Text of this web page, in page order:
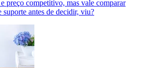
preço competitivo, mas vale comparar
suporte antes de decidir, viu?